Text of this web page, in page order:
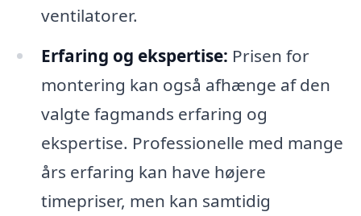
ventilatorer.
Erfaring og ekspertise: Prisen for
montering kan også afhænge af den
valgte fagmands erfaring og
ekspertise. Professionelle med mange
års erfaring kan have højere
timepriser, men kan samtidig